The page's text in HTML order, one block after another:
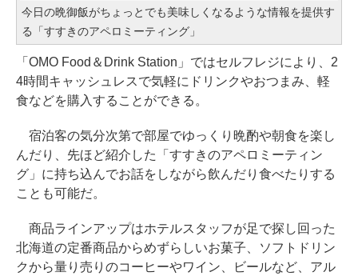
今日の晩御飯がちょっとでも美味しくなるような情報を提供す
る「すすきのアペロミーティング」
「OMO Food＆Drink Station」ではセルフレジにより、2
4時間キャッシュレスで気軽にドリンクやおつまみ、軽
食などを購入することができる。
宿泊客の気分次第で部屋でゆっくり晩酌や朝食を楽し
んだり、先ほど紹介した「すすきのアペロミーティン
グ」に持ち込んでお話をしながら飲んだり食べたりする
ことも可能だ。
商品ラインアップはホテルスタッフが足で探し回った
北海道の定番商品からめずらしいお菓子、ソフトドリン
クから量り売りのコーヒーやワイン、ビールなど、アル